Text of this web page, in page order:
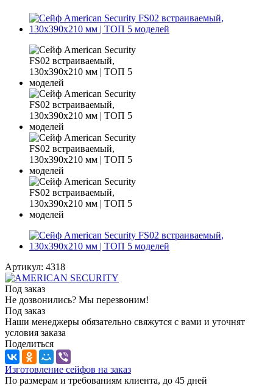
Артикул: 4318
Под заказ
Не дозвонились? Мы перезвоним!
Под заказ
Наши менеджеры обязательно свяжутся с вами и уточнят
условия заказа
Поделиться
Изготовление сейфов на заказ
По размерам и требованиям клиента, до 45 дней